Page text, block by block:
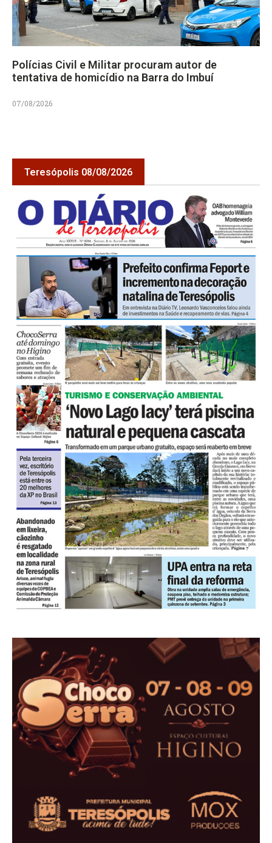
Polícias Civil e Militar procuram autor de
tentativa de homicídio na Barra do Imbuí
07/08/2026
Teresópolis 08/08/2026